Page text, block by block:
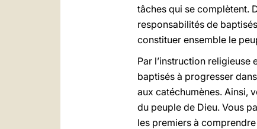
tâches qui se complètent.
responsabilités de
constituer ensemble le
Par l’instruction religieuse
baptisés à progresser
aux catéchumènes. Ainsi,
du peuple de Dieu. Vous
les premiers à